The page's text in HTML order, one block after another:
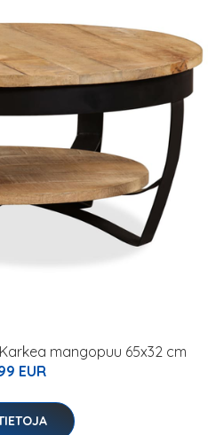
mangopuu 65x32 cm
EUR